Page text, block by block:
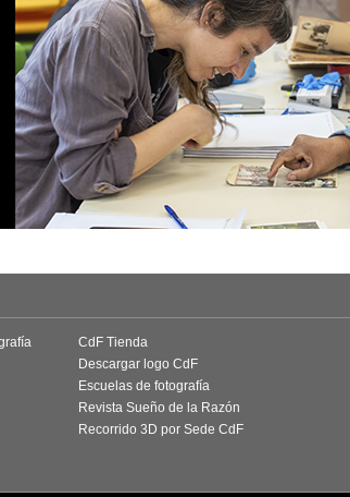
CdF Tienda
Descargar logo CdF
Escuelas de fotografía
Revista Sueño de la Razón
Recorrido 3D por Sede CdF